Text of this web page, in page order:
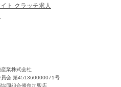
ト クラッチ求人
業株式会社
員会 第451360000071号
同組合優良加盟店